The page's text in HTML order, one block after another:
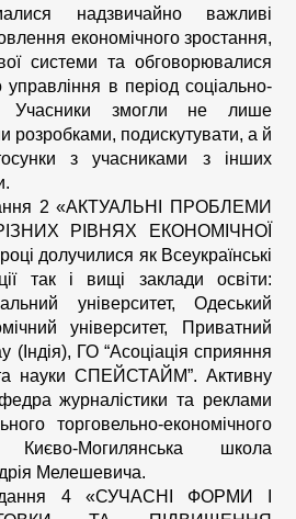
надзвичайно важливі
економічного зростання,
системи та обговорювалися
управління в період соціально-
Учасники змогли не лише
розробками, подискутувати, а й
з учасниками з інших
2 «АКТУАЛЬНІ ПРОБЛЕМИ
РІВНЯХ ЕКОНОМІЧНОЇ
долучилися як Всеукраїнські
так і вищі заклади освіти:
університет, Одеський
університет, Приватний
(Індія), ГО “Асоціація сприяння
та науки СПЕЙСТАЙМ”. Активну
журналістики та реклами
торговельно-економічного
Києво-Могилянська школа
Мелешевича.
4 «СУЧАСНІ ФОРМИ І